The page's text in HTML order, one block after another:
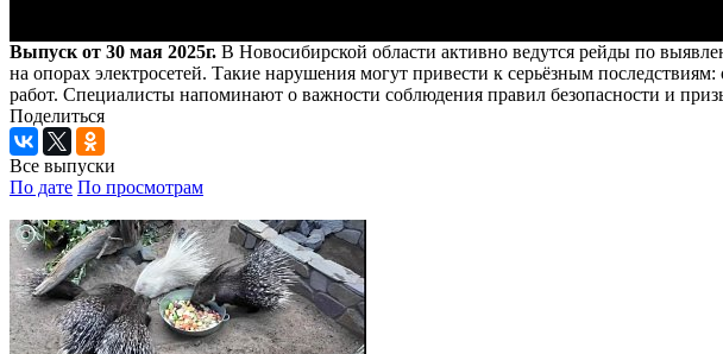
Выпуск от 30 мая 2025г. В Новосибирской области активно ведутся рейды по
на опорах электросетей. Такие нарушения могут привести к серьёзным
работ. Специалисты напоминают о важности соблюдения правил безопасности и
Поделиться
Все выпуски
По дате По просмотрам